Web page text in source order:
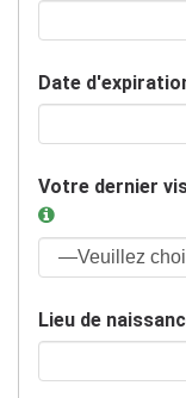
Date
Votre dernier
Lieu de